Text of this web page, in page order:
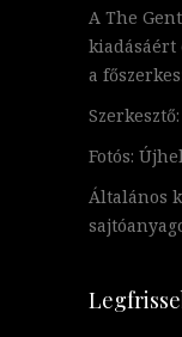
A The
kiadásáért
a
Fotós:
Általános